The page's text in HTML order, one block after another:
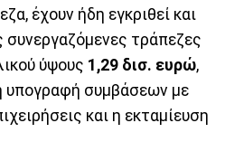
έχουν ήδη εγκριθεί και
συνεργαζόμενες τράπεζες
ύψους 1,29 δισ. ευρώ,
υπογραφή συμβάσεων με
και η εκταμίευση